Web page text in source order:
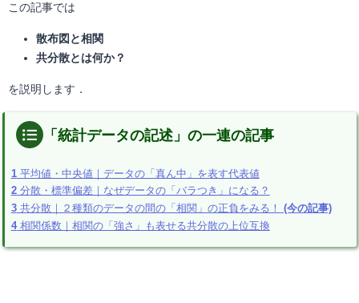
この記事では
散布図と相関
共分散とは何か？
を説明します．
「統計データの記述」の一連の記事
1平均値・中央値｜データの「真ん中」を表す代表値
2分散・標準偏差｜なぜデータの「バラつき」になる？
3共分散｜２種類のデータの間の「相関」の正負をみる！
(今の記事)
4相関係数｜相関の「強さ」も表せる共分散の上位互換